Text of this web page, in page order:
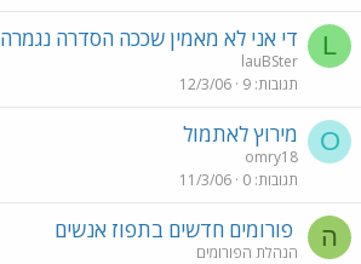
L די אני לא מאמין שככה הסדרה נגמרה
lauBSter
תגובות 9
12/3/06
O מירוץ לאתמול
omry18
תגובות 0
11/3/06
ה פורומים חדשים בתפוז אנשים
הנהלת הפורומים